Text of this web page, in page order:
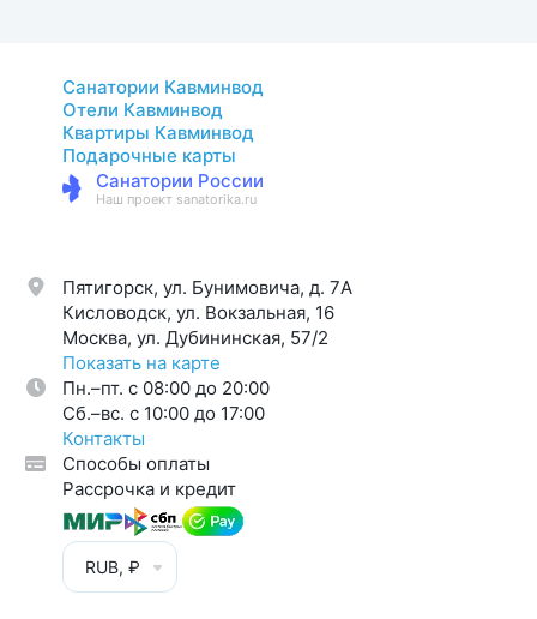
Санатории Кавминвод
Отели Кавминвод
Квартиры Кавминвод
Подарочные карты
Санатории России
Наш проект sanatorika.ru
Пятигорск, ул. Бунимовича, д. 7A
Кисловодск, ул. Вокзальная, 16
Москва, ул. Дубининская, 57/2
Показать на карте
Пн.–пт. с 08:00 до 20:00
Cб.–вс. с 10:00 до 17:00
Контакты
Способы оплаты
Рассрочка и кредит
RUB, ₽